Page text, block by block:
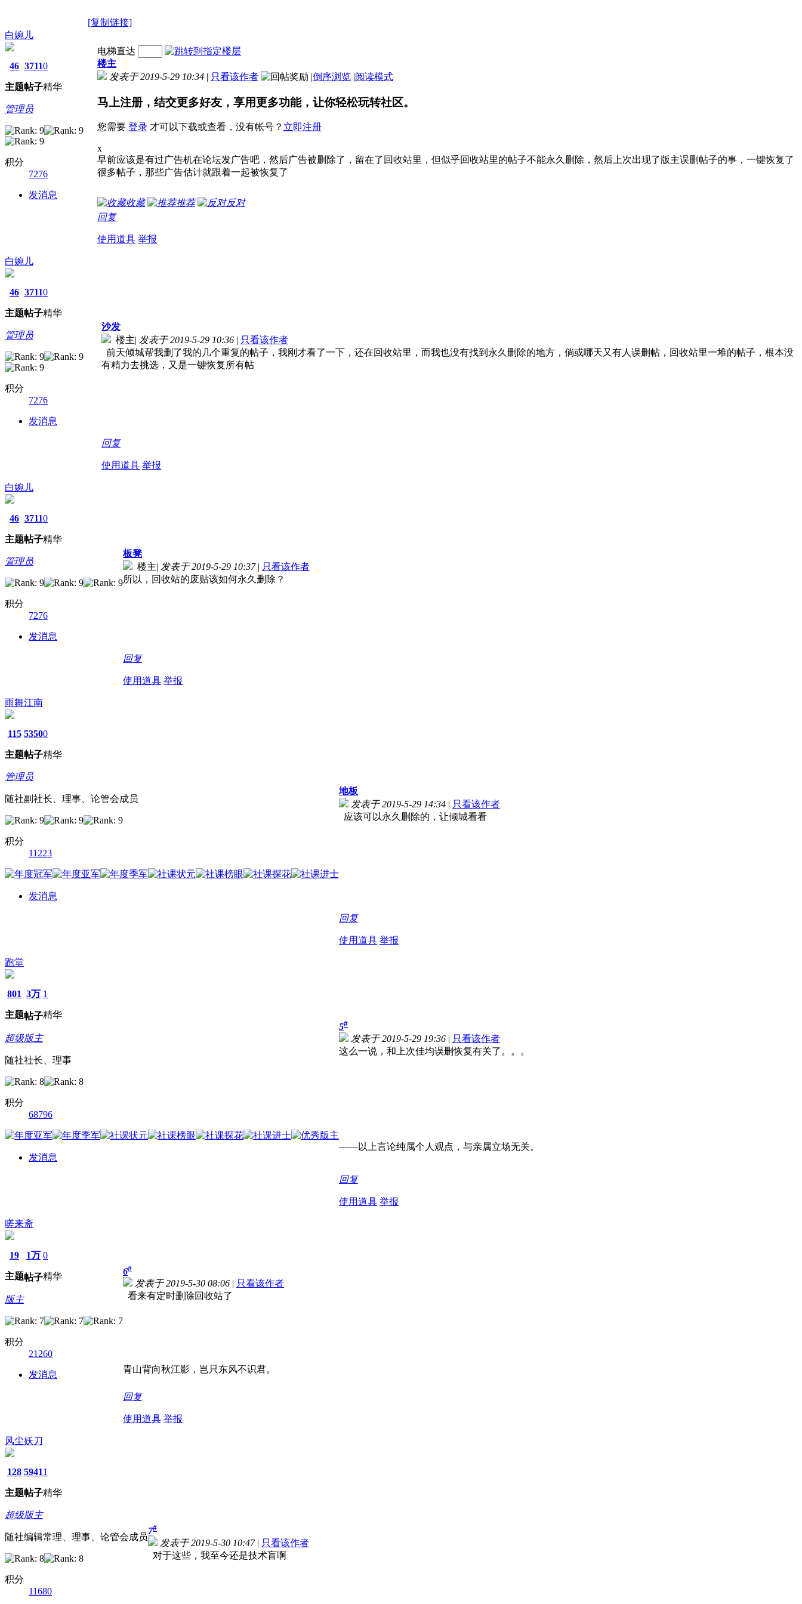
[复制链接]
白婉儿
46
主题
3711
帖子
0
精华
管理员
积分
7276
发消息
电梯直达
楼主
发表于 2019-5-29 10:34 | 只看该作者 |倒序浏览 |阅读模式
马上注册，结交更多好友，享用更多功能，让你轻松玩转社区。
您需要 登录 才可以下载或查看，没有帐号？ 立即注册
x
早前应该是有过广告机在论坛发广告吧，然后广告被删除了，留在了回收站里，但似乎回收站里的帖子不能永久删除，然后上次出现了版主误删帖子的事，一键恢复了
很多帖子，那些广告估计就跟着一起被恢复了
收藏 推荐
反对
回复
使用道具 举报
白婉儿
46
主题
3711
帖子
0
精华
管理员
积分
7276
发消息
沙发
楼主| 发表于 2019-5-29 10:36 | 只看该作者
前天倾城帮我删了我的几个重复的帖子，我刚才看了一下，还在回收站里，而我也没有找到永久删除的地方，倘或哪天又有人误删帖，回收站里一堆的帖子，根本没
有精力去挑选，又是一键恢复所有帖
回复
使用道具 举报
白婉儿
46
主题
3711
帖子
0
精华
管理员
积分
7276
发消息
板凳
楼主| 发表于 2019-5-29 10:37 | 只看该作者
所以，回收站的废贴该如何永久删除？
回复
使用道具 举报
雨舞江南
115
主题
5350
帖子
0
精华
管理员
随社副社长、理事、论管会成员
积分
11223
发消息
地板
发表于 2019-5-29 14:34 | 只看该作者
应该可以永久删除的，让倾城看看
回复
使用道具 举报
跑堂
801
主题
3万
帖子
1
精华
超级版主
随社社长、理事
积分
68796
发消息
5#
发表于 2019-5-29 19:36 | 只看该作者
这么一说，和上次佳均误删恢复有关了。。。
——以上言论纯属个人观点，与亲属立场无关。
回复
使用道具 举报
嗟来斋
19
主题
1万
帖子
0
精华
版主
积分
21260
发消息
6#
发表于 2019-5-30 08:06 | 只看该作者
看来有定时删除回收站了
青山背向秋江影，岂只东风不识君。
回复
使用道具 举报
风尘妖刀
128
主题
5941
帖子
1
精华
超级版主
随社编辑常理、理事、论管会成员
积分
11680
7#
发表于 2019-5-30 10:47 | 只看该作者
对于这些，我至今还是技术盲啊